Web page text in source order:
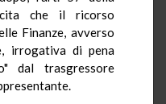
che il ricorso
Finanze, avverso
irrogativa di pena
dal trasgressore